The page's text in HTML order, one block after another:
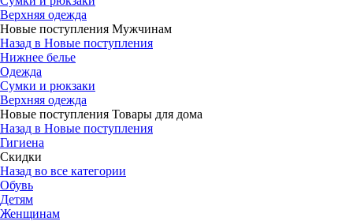
Верхняя одежда
Новые поступления Мужчинам
Назад в Новые поступления
Нижнее белье
Одежда
Сумки и рюкзаки
Верхняя одежда
Новые поступления Товары для дома
Назад в Новые поступления
Гигиена
Скидки
Назад во все категории
Обувь
Детям
Женщинам